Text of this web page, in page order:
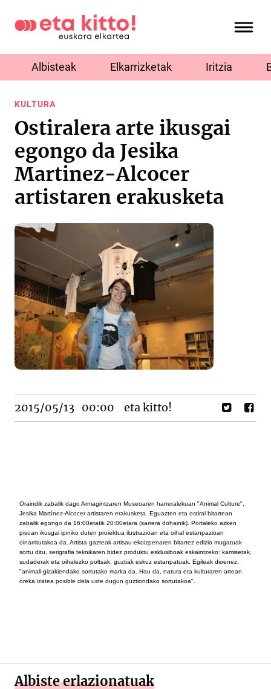
Albisteak Elkarrizketak Iritzia
KULTURA
Ostiralera arte ikusgai
egongo da Jesika
Martinez-Alcocer
artistaren erakusketa
2015/05/13 00:00 eta kitto!
Oraindik zabalik dago Armagintzaren Museoaren harreralekuan "Animal Culture",
Jesika Martínez-Alcocer artistaren erakusketa. Eguazten eta ostiral bitartean
zabalik egongo da 16:00etatik 20:00etara (sarrera dohainik). Portaleko azken
pisuan ikusgai ipiniko duten proiektua ilustrazioan eta oihal estanpazioan
oinarritutakoa da. Artista gazteak artisau-ekoizpenaren bitartez edizio mugatuak
sortu ditu, serigrafia teknikaren bidez produktu esklusiboak eskaintzeko: kamisetak,
sudaderak eta oihalezko poltsak, guztiak eskuz estanpatuak. Egileak dioenez,
"animali-gizakiendako sortutako marka da. Hau da, natura eta kulturaren artean
oreka izatea posible dela uste dugun guztiondako sortutakoa".
Albiste erlazionatuak